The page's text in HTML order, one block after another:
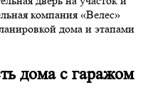
компания «Велес»
дома и этапами
дома с гаражом